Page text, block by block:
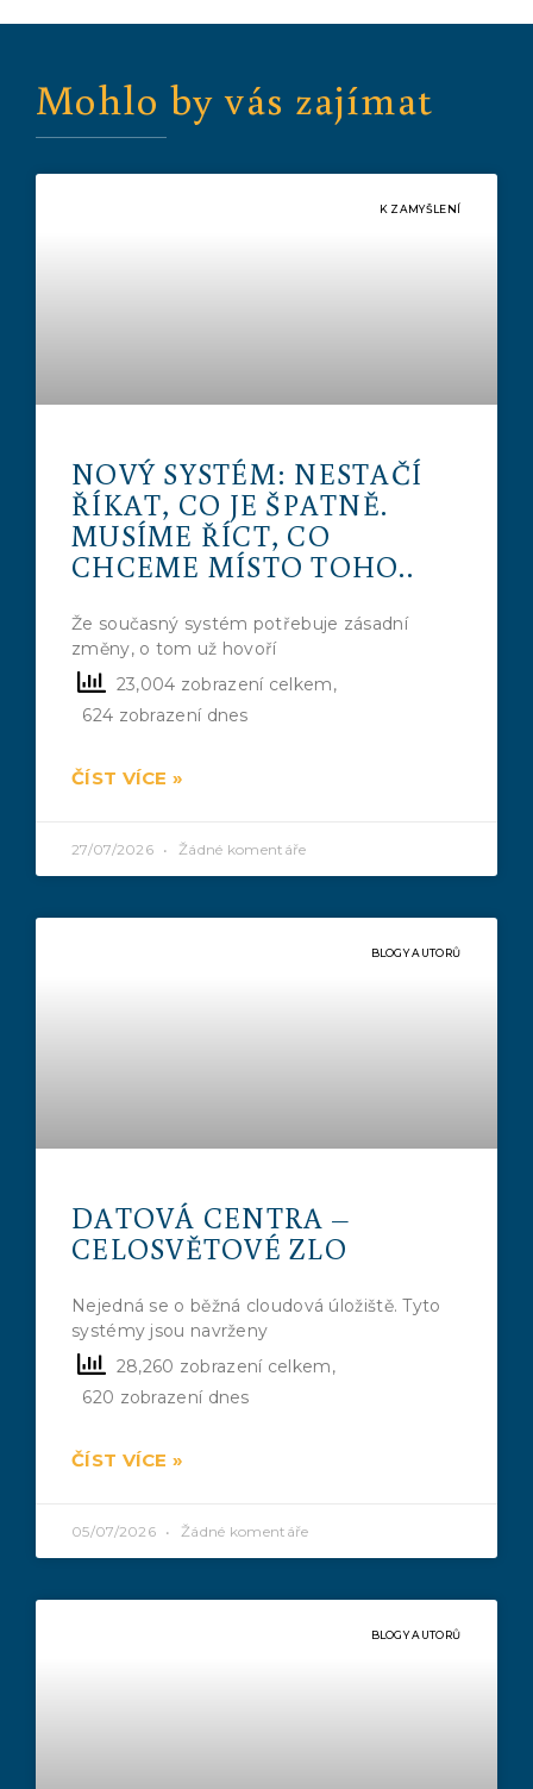
Mohlo by vás zajímat
K ZAMYŠLENÍ
NOVÝ SYSTÉM: NESTAČÍ
ŘÍKAT, CO JE ŠPATNĚ.
MUSÍME ŘÍCT, CO
CHCEME MÍSTO TOHO..
Že současný systém potřebuje zásadní
změny, o tom už hovoří
23,004 zobrazení celkem,
624 zobrazení dnes
ČÍST VÍCE »
27/07/2026 Žádné komentáře
BLOGY AUTORŮ
DATOVÁ CENTRA –
CELOSVĚTOVÉ ZLO
Nejedná se o běžná cloudová úložiště. Tyto
systémy jsou navrženy
28,260 zobrazení celkem,
620 zobrazení dnes
ČÍST VÍCE »
05/07/2026 Žádné komentáře
BLOGY AUTORŮ